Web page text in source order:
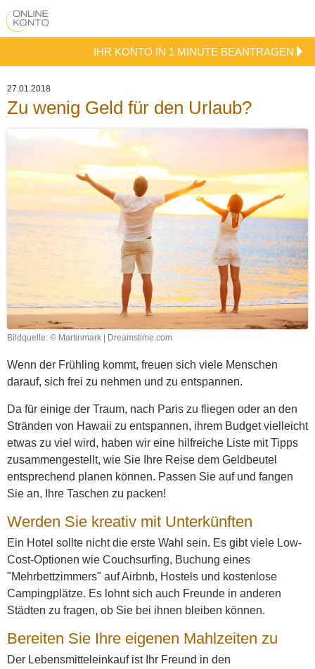
IHR KONTO IN 1 MINUTE BEANTRAGEN
27.01.2018
Zu wenig Geld für den Urlaub?
Bildquelle: © Martinmark | Dreamstime.com
Wenn der Frühling kommt, freuen sich viele Menschen
darauf, sich frei zu nehmen und zu entspannen.
Da für einige der Traum, nach Paris zu fliegen oder an den
Stränden von Hawaii zu entspannen, ihrem Budget vielleicht
etwas zu viel wird, haben wir eine hilfreiche Liste mit Tipps
zusammengestellt, wie Sie Ihre Reise dem Geldbeutel
entsprechend planen können. Passen Sie auf und fangen
Sie an, Ihre Taschen zu packen!
Werden Sie kreativ mit Unterkünften
Ein Hotel sollte nicht die erste Wahl sein. Es gibt viele Low-
Cost-Optionen wie Couchsurfing, Buchung eines
"Mehrbettzimmers" auf Airbnb, Hostels und kostenlose
Campingplätze. Es lohnt sich auch Freunde in anderen
Städten zu fragen, ob Sie bei ihnen bleiben können.
Bereiten Sie Ihre eigenen Mahlzeiten zu
Der Lebensmitteleinkauf ist Ihr Freund in den